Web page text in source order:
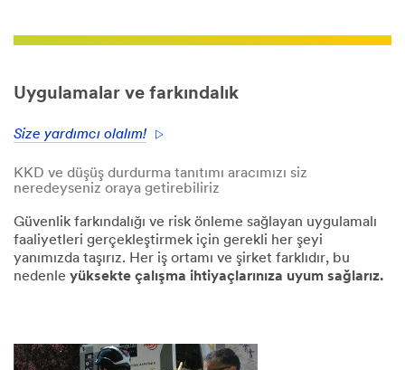
Uygulamalar ve farkındalık
Size yardımcı olalım!
KKD ve düşüş durdurma tanıtımı aracımızı siz
neredeyseniz oraya getirebiliriz
Güvenlik farkındalığı ve risk önleme sağlayan uygulamalı
faaliyetleri gerçekleştirmek için gerekli her şeyi
yanımızda taşırız. Her iş ortamı ve şirket farklıdır, bu
nedenle yüksekte çalışma ihtiyaçlarınıza uyum sağlarız.